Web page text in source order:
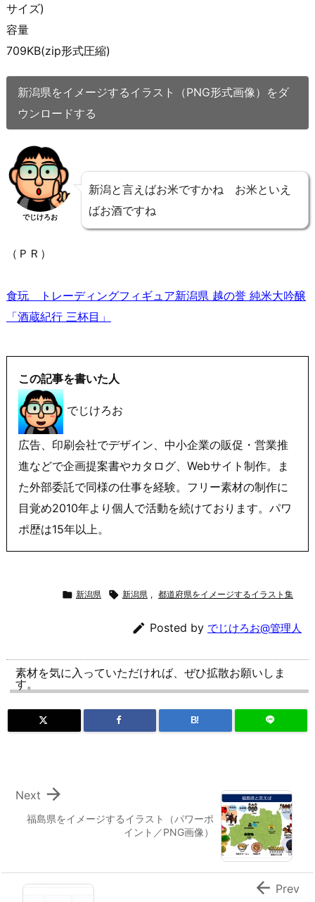
サイズ)
容量
709KB(zip形式圧縮)
新潟県をイメージするイラスト（PNG形式画像）をダ
ウンロードする
でじけろお
新潟と言えばお米ですかね お米といえ
ばお酒ですね
（ＰＲ）
食玩 トレーディングフィギュア新潟県 越の誉 純米大吟醸
「酒蔵紀行 三杯目」
この記事を書いた人
でじけろお
広告、印刷会社でデザイン、中小企業の販促・営業推
進などで企画提案書やカタログ、Webサイト制作。ま
た外部委託で同様の仕事を経験。フリー素材の制作に
目覚め2010年より個人で活動を続けております。パワ
ポ歴は15年以上。
 新潟県  新潟県 , 都道府県をイメージするイラスト集
 Posted by でじけろお@管理人
素材を気に入っていただければ、ぜひ拡散お願いしま
す。
B!
福島県をイメージするイラスト（パワーポ
イント／PNG画像）

Next
 Prev